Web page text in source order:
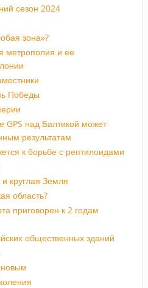
сезон 2024
зона»?
метрополия и ее
Победы
GPS над Балтикой может
результатам
к борьбе с рептилоидами
круглая Земля
область?
приговорен к 2 годам
общественных зданий